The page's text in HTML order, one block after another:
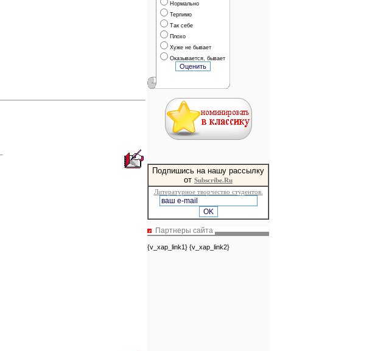
Нормально
Терпимо
Так себе
Плохо
Хуже не бывает
Оказывается, бывает
Подпишись на нашу рассылку
от Subscribe.Ru
Литературное творчество студентов.
Партнеры сайта
{v_xap_link1} {v_xap_link2}